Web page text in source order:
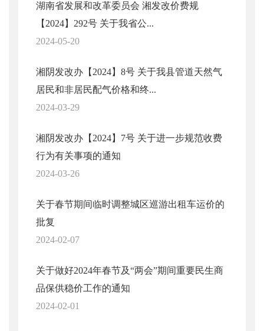
湖南省发展和改革委员会 湘发改价费规
【2024】292号 关于我省公...
2024-05-20
湘阴发改办【2024】8号 关于我县管道天然气
居民和非居民配气价格和终...
2024-03-29
湘阴发改办【2024】7号 关于进一步规范收费
行为有关事项的通知
2024-03-26
关于春节期间临时调整城区巡游出租车运价的
批复
2024-02-07
关于做好2024年春节及“两会”期间重要民生商
品保供稳价工作的通知
2024-02-01